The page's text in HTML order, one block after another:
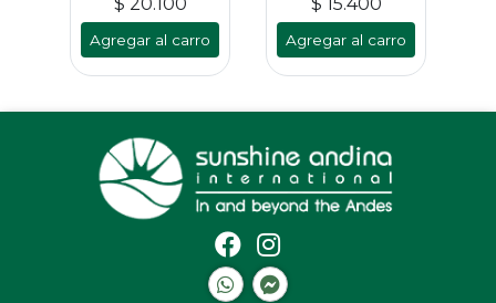
Agregar al carro Agregar al carro